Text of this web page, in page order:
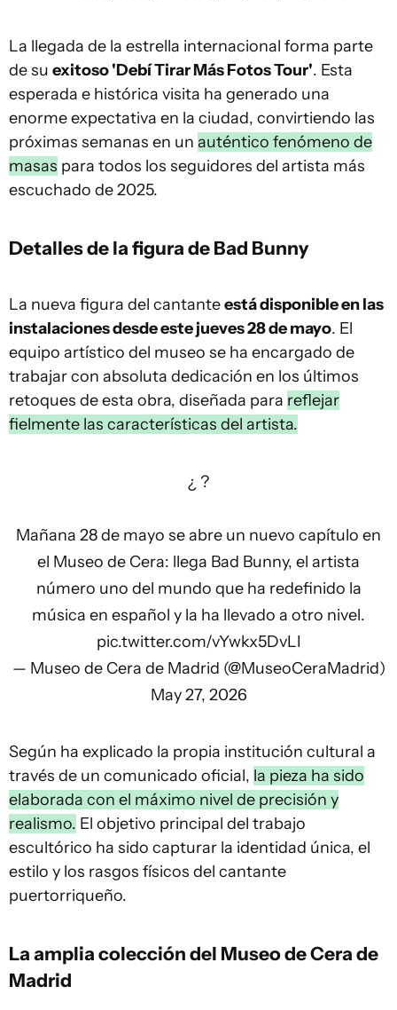
La llegada de la estrella internacional forma parte
de su exitoso 'Debí Tirar Más Fotos Tour'. Esta
esperada e histórica visita ha generado una
enorme expectativa en la ciudad, convirtiendo las
próximas semanas en un auténtico fenómeno de
masas para todos los seguidores del artista más
escuchado de 2025.
Detalles de la figura de Bad Bunny
La nueva figura del cantanteestá disponible en las
instalaciones desde este jueves 28 de mayo. El
equipo artístico del museo se ha encargado de
trabajar con absoluta dedicación en los últimos
retoques de esta obra, diseñada para reflejar
fielmente las características del artista.
¿ ?
Mañana 28 de mayo se abre un nuevo capítulo en
el Museo de Cera: llega Bad Bunny, el artista
número uno del mundo que ha redefinido la
música en español y la ha llevado a otro nivel.
pic.twitter.com/vYwkx5DvLI
— Museo de Cera de Madrid (@MuseoCeraMadrid)
May 27, 2026
Según ha explicado la propia institución cultural a
través de un comunicado oficial, la pieza ha sido
elaborada con el máximo nivel de precisión y
realismo. El objetivo principal del trabajo
escultórico ha sido capturar la identidad única, el
estilo y los rasgos físicos del cantante
puertorriqueño.
La amplia colección del Museo de Cera de
Madrid